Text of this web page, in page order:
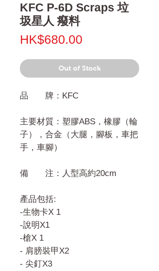
KFC P-6D Scraps 垃
圾星人 癈料
HK$680.00
Out of Stock
品 牌：KFC
主要材質：塑膠ABS，橡膠（輪
子），合金（大腿，腳板，車把
手，車腳）
備 注：人型高約20cm
產品包括:
-生物卡X 1
-說明X1
-槍X 1
- 肩膀裝甲X2
- 尖釘X3